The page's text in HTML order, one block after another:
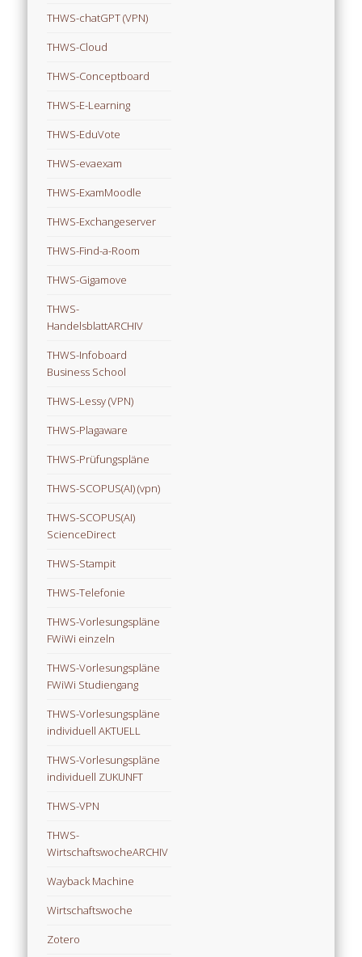
THWS-chatGPT (VPN)
THWS-Cloud
THWS-Conceptboard
THWS-E-Learning
THWS-EduVote
THWS-evaexam
THWS-ExamMoodle
THWS-Exchangeserver
THWS-Find-a-Room
THWS-Gigamove
THWS-
HandelsblattARCHIV
THWS-Infoboard
Business School
THWS-Lessy (VPN)
THWS-Plagaware
THWS-Prüfungspläne
THWS-SCOPUS(AI) (vpn)
THWS-SCOPUS(AI)
ScienceDirect
THWS-Stampit
THWS-Telefonie
THWS-Vorlesungspläne
FWiWi einzeln
THWS-Vorlesungspläne
FWiWi Studiengang
THWS-Vorlesungspläne
individuell AKTUELL
THWS-Vorlesungspläne
individuell ZUKUNFT
THWS-VPN
THWS-
WirtschaftswocheARCHIV
Wayback Machine
Wirtschaftswoche
Zotero